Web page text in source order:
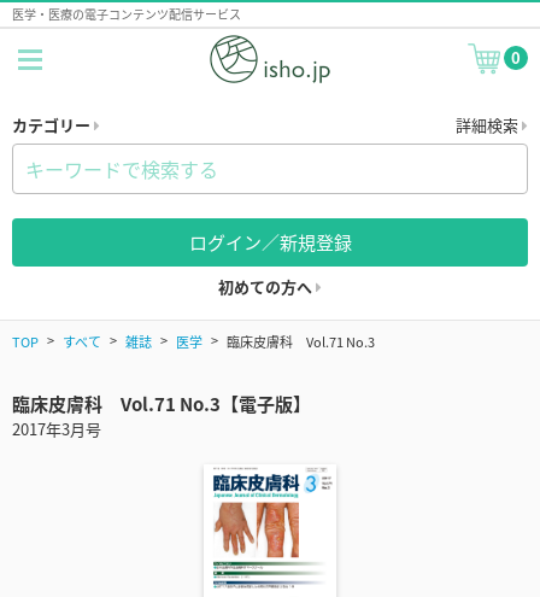
医学・医療の電子コンテンツ配信サービス
0
カテゴリー 詳細検索
ログイン／新規登録
初めての方へ
TOP すべて 雑誌 医学 臨床皮膚科 Vol.71 No.3
臨床皮膚科 Vol.71 No.3【電子版】
2017年3月号